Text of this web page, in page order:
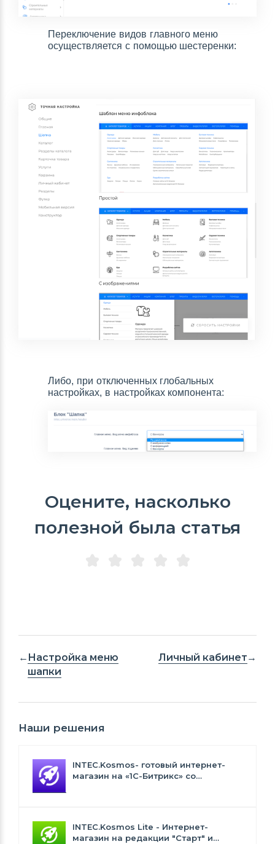
Переключение видов главного меню
осуществляется с помощью шестеренки:
Либо, при отключенных глобальных
настройках, в настройках компонента:
Оцените, насколько
полезной была статья
Настройка меню
шапки
Личный кабинет
Наши решения
INTEC.Kosmos- готовый интернет-
магазин на «1С-Битрикс» со
INTEC.Kosmos Lite - Интернет-
магазин на редакции "Старт" и